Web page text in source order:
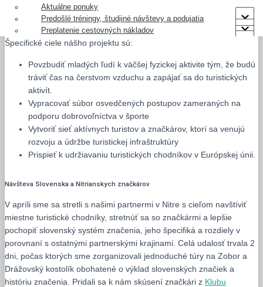
Aktuálne ponuky
Predošlé tréningy, študijné návštevy a podujatia
Preplatenie cestovných nákladov
z výstupu
na Zobor
Špecifické ciele nášho projektu sú:
Povzbudiť mladých ľudí k väčšej fyzickej aktivite tým, že budú
tráviť čas na čerstvom vzduchu a zapájať sa do turistických
aktivít.
Vypracovať súbor osvedčených postupov zameraných na
podporu dobrovoľníctva v športe
Vytvoriť sieť aktívnych turistov a značkárov, ktorí sa venujú
rozvoju a údržbe turistickej infraštruktúry
Prispieť k udržiavaniu turistických chodníkov v Európskej únii.
Návšteva Slovenska a Nitrianskych značkárov
V apríli sme sa stretli s našimi partnermi v Nitre s cieľom navštíviť
miestne turistické chodníky, stretnúť sa so značkármi a lepšie
pochopiť slovenský systém značenia, jeho špecifiká a rozdiely v
porovnaní s ostatnými partnerskými krajinami. Celá udalosť trvala 2
dni, počas ktorých sme zorganizovali jednoduché túry na Zobor a
Drážovský kostolík obohatené o výklad slovenských značiek a
históriu značenia. Pridali sa k nám skúsení značkári z Klubu